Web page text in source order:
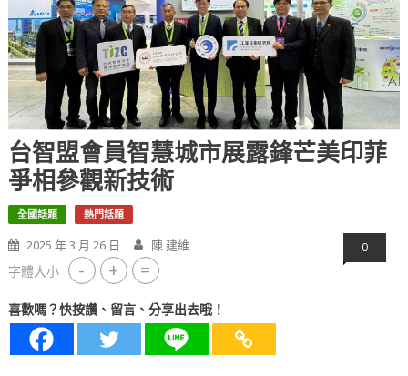
台智盟會員智慧城市展露鋒芒美印菲
爭相參觀新技術
全國話題 熱門話題
2025 年 3 月 26 日 陳 建維 0
字體大小 - + =
喜歡嗎？快按讚、留言、分享出去哦！